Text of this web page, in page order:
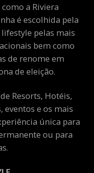
a Riviera
é escolhida pela
pelas mais
bem como
de renome em
de eleição.
Resorts, Hotéis,
eventos e os mais
única para
ou para